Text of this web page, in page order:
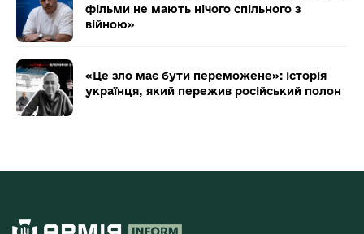
фільми не мають нічого спільного з
війною»
«Це зло має бути переможене»: історія
українця, який пережив російський полон